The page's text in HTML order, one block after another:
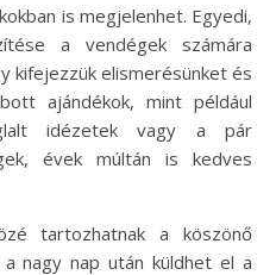
is megjelenhet. Egyedi,
a vendégek számára
kifejezzük elismerésünket és
ajándékok, mint például
idézetek vagy a pár
évek múltán is kedves
tartozhatnak a köszönő
nagy nap után küldhet el a